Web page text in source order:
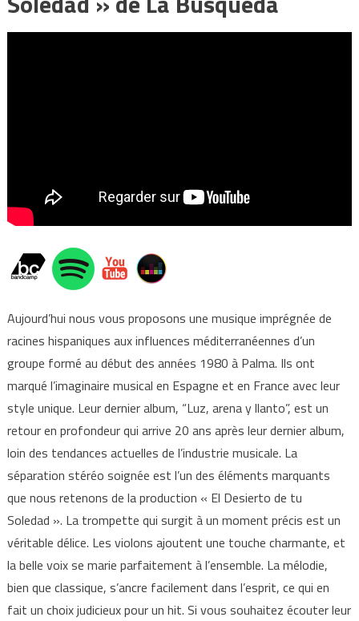
Aujourd’hui nous vous proposons une musique imprégnée de
racines hispaniques aux influences méditerranéennes d’un
groupe formé au début des années 1980 à Palma. Ils ont
marqué l’imaginaire musical en Espagne et en France avec leur
style unique. Leur dernier album, “Luz, arena y llanto”, est un
retour en profondeur qui arrive 20 ans après leur dernier album,
loin des tendances actuelles de l’industrie musicale. La
séparation stéréo soignée est l’un des éléments marquants
que nous retenons de la production « El Desierto de tu
Soledad ». La trompette qui surgit à un moment précis est un
véritable délice. Les violons ajoutent une touche charmante, et
la belle voix se marie parfaitement à l’ensemble. La mélodie,
bien que classique, s’ancre facilement dans l’esprit, ce qui en
fait un choix judicieux pour un hit. Si vous souhaitez écouter leur